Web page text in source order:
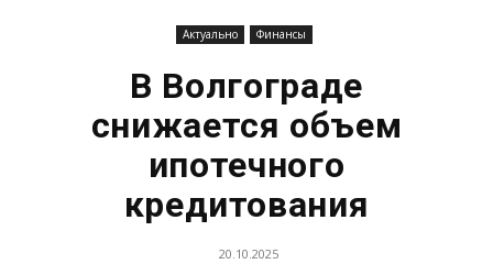
Актуально Финансы
В Волгограде
снижается объем
ипотечного
кредитования
20.10.2025